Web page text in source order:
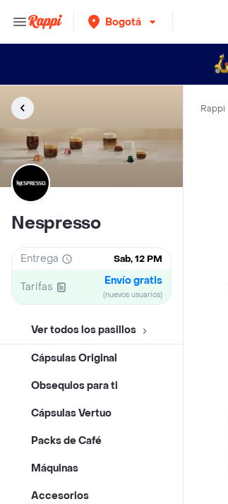
Bogotá
Nespresso
Entrega Sab, 12 PM
Tarifas Envío gratis
(nuevos usuarios)
Ver todos los pasillos
Cápsulas Original
Obsequios para ti
Cápsulas Vertuo
Packs de Café
Máquinas
Accesorios
Rappi